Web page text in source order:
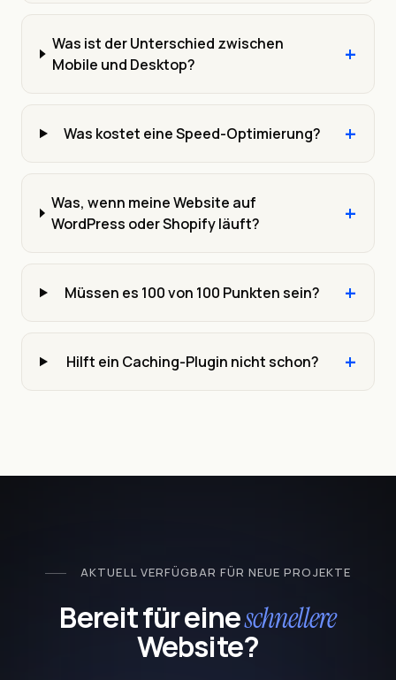
Was ist der Unterschied zwischen
Mobile und Desktop?
+
Was kostet eine Speed-Optimierung? +
Was, wenn meine Website auf
WordPress oder Shopify läuft?
+
Müssen es 100 von 100 Punkten sein? +
Hilft ein Caching-Plugin nicht schon? +
AKTUELL VERFÜGBAR FÜR NEUE PROJEKTE
Bereit für eineschnellere
Website?